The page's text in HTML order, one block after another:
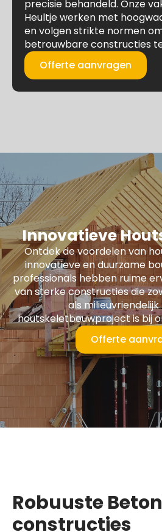
precisie behandeld. Onze
Heultje werken met
en volgen strikte normen
betrouwbare constructies
Offerte aanvragen
Innovatieve
Ontdek de voordelen van
innovatieve en duurzame
professionals hebben ruime
van sterke constructies die
als milieuvriendelijk
houtskeletbouwproject is bij
Offerte
Robuuste
constructies